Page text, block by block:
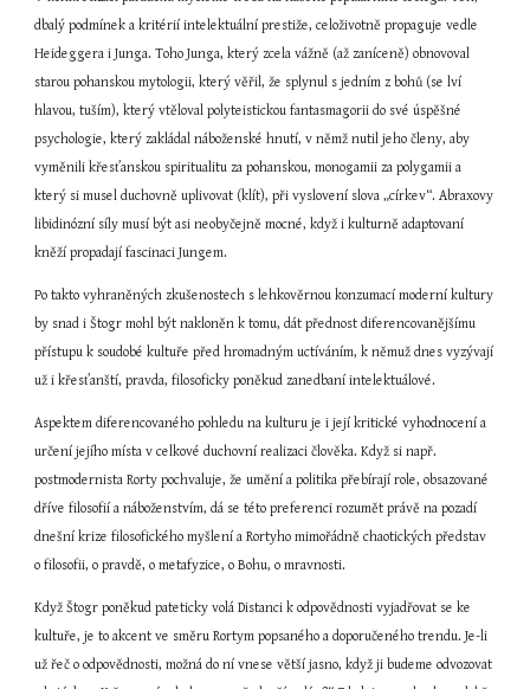
dbalý podmínek a kritérií intelektuální prestiže, celoživotně propaguje vedle
Heideggera i Junga. Toho Junga, který zcela vážně (až zaníceně) obnovoval
starou pohanskou mytologii, který věřil, že splynul s jedním z bohů (se lví
hlavou, tuším), který vtěloval polyteistickou fantasmagorii do své úspěšné
psychologie, který zakládal náboženské hnutí, v němž nutil jeho členy, aby
vyměnili křesťanskou spiritualitu za pohanskou, monogamii za polygamii a
který si musel duchovně uplivovat (klít), při vyslovení slova „církev“. Abraxovy
libidinózní síly musí být asi neobyčejně mocné, když i kulturně adaptovaní
kněží propadají fascinaci Jungem.
Po takto vyhraněných zkušenostech s lehkověrnou konzumací moderní kultury
by snad i Štogr mohl být nakloněn k tomu, dát přednost diferencovanějšímu
přístupu k soudobé kultuře před hromadným uctíváním, k němuž dnes vyzývají
už i křesťanští, pravda, filosoficky poněkud zanedbaní intelektuálové.
Aspektem diferencovaného pohledu na kulturu je i její kritické vyhodnocení a
určení jejího místa v celkové duchovní realizaci člověka. Když si např.
postmodernista Rorty pochvaluje, že umění a politika přebírají role, obsazované
dříve filosofií a náboženstvím, dá se této preferenci rozumět právě na pozadí
dnešní krize filosofického myšlení a Rortyho mimořádně chaotických představ
o filosofii, o pravdě, o metafyzice, o Bohu, o mravnosti.
Když Štogr poněkud pateticky volá Distanci k odpovědnosti vyjadřovat se ke
kultuře, je to akcent ve směru Rortym popsaného a doporučeného trendu. Je-li
už řeč o odpovědnosti, možná do ní vnese větší jasno, když ji budeme odvozovat